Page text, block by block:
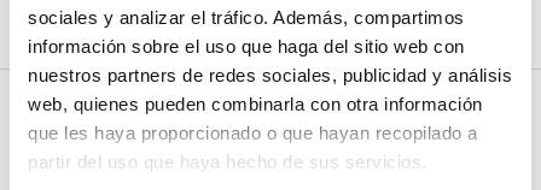
sociales y analizar el tráfico. Además, compartimos
información sobre el uso que haga del sitio web con
nuestros partners de redes sociales, publicidad y análisis
web, quienes pueden combinarla con otra información
que les haya proporcionado o que hayan recopilado a
partir del uso que haya hecho de sus servicios.
MEIN KONTO